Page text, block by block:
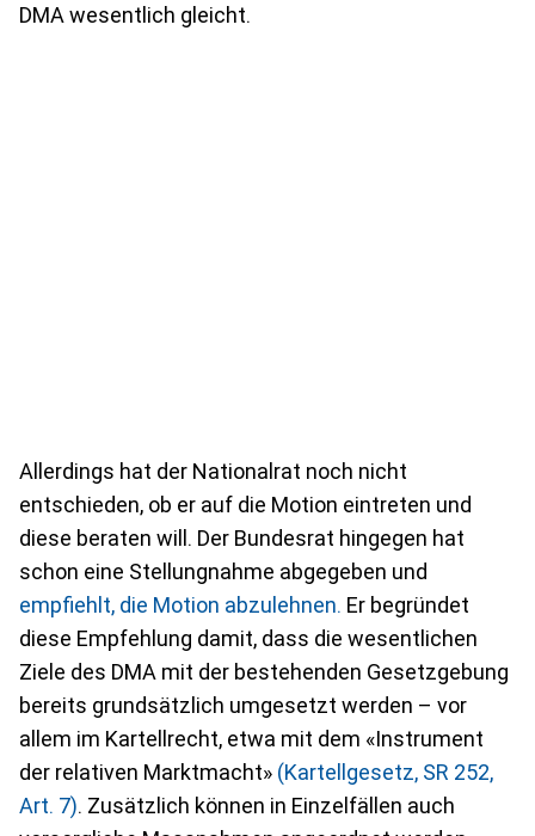
DMA wesentlich gleicht.
Allerdings hat der Nationalrat noch nicht
entschieden, ob er auf die Motion eintreten und
diese beraten will. Der Bundesrat hingegen hat
schon eine Stellungnahme abgegeben und
empfiehlt, die Motion abzulehnen. Er begründet
diese Empfehlung damit, dass die wesentlichen
Ziele des DMA mit der bestehenden Gesetzgebung
bereits grundsätzlich umgesetzt werden – vor
allem im Kartellrecht, etwa mit dem «Instrument
der relativen Marktmacht» (Kartellgesetz, SR 252,
Art. 7). Zusätzlich können in Einzelfällen auch